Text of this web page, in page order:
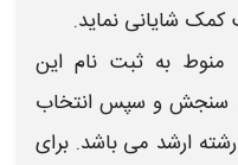
شایانی نماید.
منوط به ثبت نام این
سنجش و سپس انتخاب
ارشد می باشد. برای